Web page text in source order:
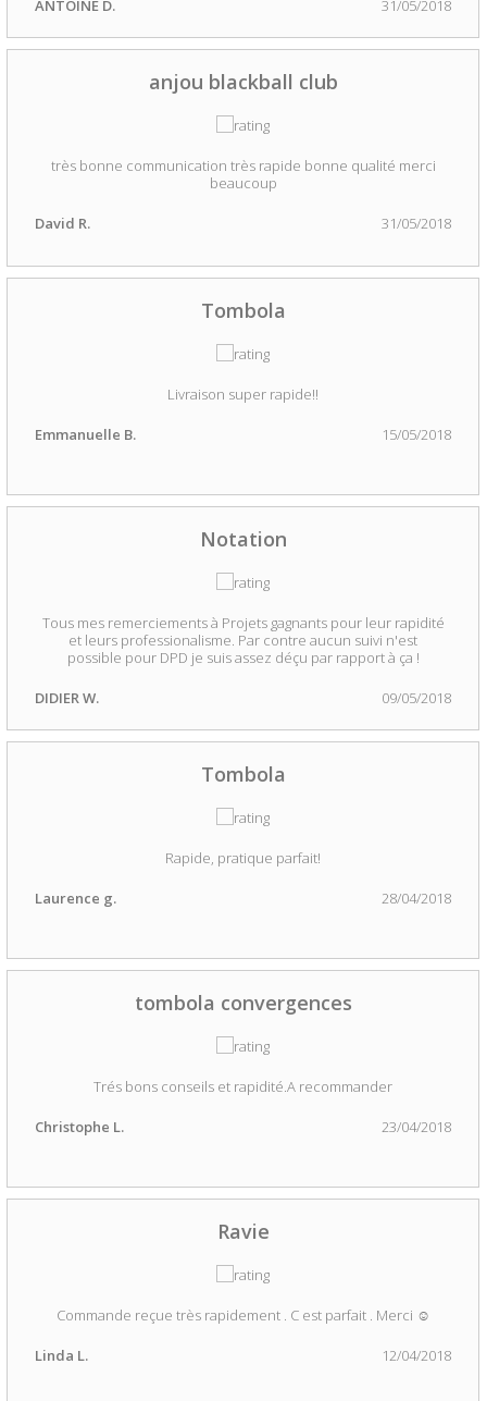
ANTOINE D. 31/05/2018
anjou blackball club
très bonne communication très rapide bonne qualité merci
beaucoup
David R. 31/05/2018
Tombola
Livraison super rapide!!
Emmanuelle B. 15/05/2018
Notation
Tous mes remerciements à Projets gagnants pour leur rapidité
et leurs professionalisme. Par contre aucun suivi n'est
possible pour DPD je suis assez déçu par rapport à ça !
DIDIER W. 09/05/2018
Tombola
Rapide, pratique parfait!
Laurence g. 28/04/2018
tombola convergences
Trés bons conseils et rapidité.A recommander
Christophe L. 23/04/2018
Ravie
Commande reçue très rapidement . C est parfait . Merci ☺
Linda L. 12/04/2018